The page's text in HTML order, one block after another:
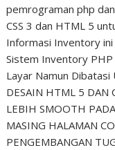
pemrograman php
CSS 3 dan HTML 5
Informasi Inventory
Sistem Inventory PHP
Layar Namun Dibatasi
DESAIN HTML 5 DAN
LEBIH SMOOTH
MASING HALAMAN
PENGEMBANGAN